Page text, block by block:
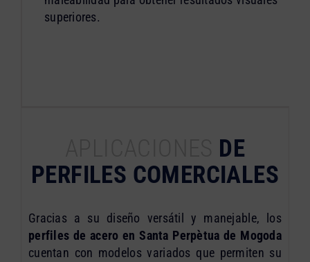
superiores.
DE
PERFILES COMERCIALES
Gracias a su diseño versátil y manejable, los
perfiles de acero en Santa Perpètua de Mogoda
cuentan con modelos variados que permiten su